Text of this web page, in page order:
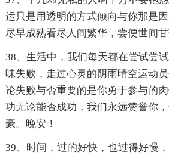
运只是用透明的方式倾向与你那是
尽早成熟看尽人间繁华，尝便世间甘
38、生活中，我们每天都在尝试尝
味失败，走过心灵的阴雨晴空运动
论失败与否重要的是你勇于参与的
功无论能否成功，我们永远赞誉你
豪。晚安！
39、时间，过的好快，也过得好慢